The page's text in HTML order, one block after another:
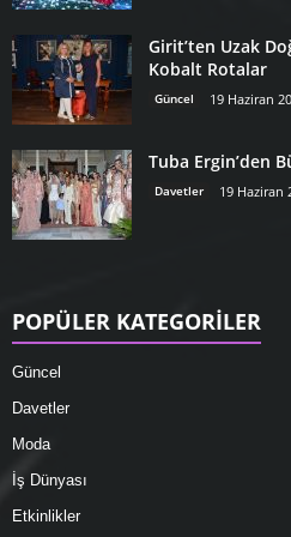
Girit’ten Uzak
Kobalt Rotalar
Güncel 19 Haziran
Tuba Ergin’den
Davetler 19 Haziran
POPÜLER KATEGORİLER
Güncel
Davetler
Moda
İş Dünyası
Etkinlikler